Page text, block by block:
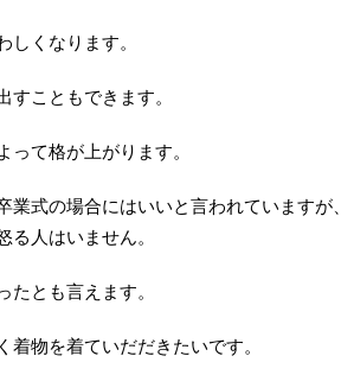
くなります。
すこともできます。
て格が上がります。
業式の場合にはいいと言われていますが
人はいません。
とも言えます。
物を着ていだだきたいです。